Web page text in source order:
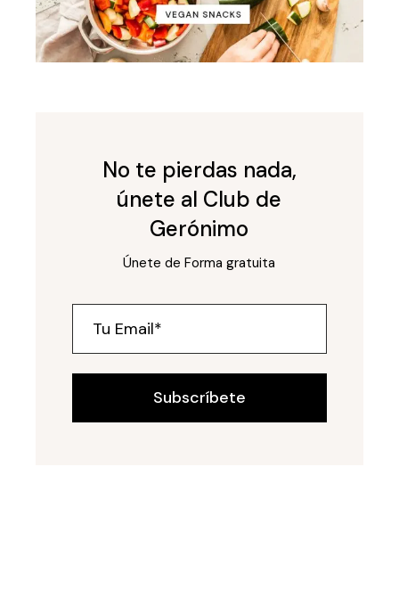
No te pierdas nada,
únete al Club de
Gerónimo
Únete de Forma gratuita
Subscríbete